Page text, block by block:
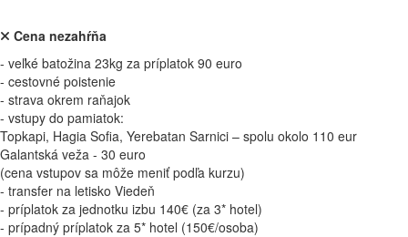
Cena nezahŕňa
- veľké batožina 23kg za príplatok 90 euro
- cestovné poistenie
- strava okrem raňajok
- vstupy do pamiatok:
Topkapi, Hagia Sofia, Yerebatan Sarnici – spolu okolo 110 eur
Galantská veža - 30 euro
(cena vstupov sa môže meniť podľa kurzu)
- transfer na letisko Viedeň
- príplatok za jednotku izbu 140€ (za 3* hotel)
- prípadný príplatok za 5* hotel (150€/osoba)